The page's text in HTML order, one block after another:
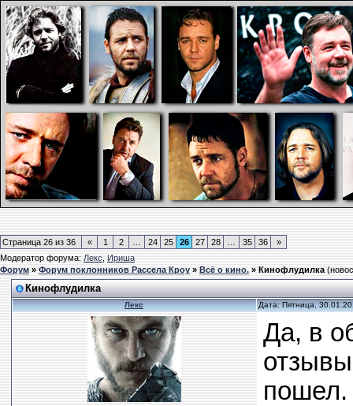
Страница 26 из 36 « 1 2 24 25 26 27 28 35 36
»
Модератор форума:Лекс,Ириша
Форум»Форум поклонников Рассела Кроу»Всё о кино.»Кинофлудилка
Кинофлудилка
Лекс Дата: Пятница,
Да, в
пошел.